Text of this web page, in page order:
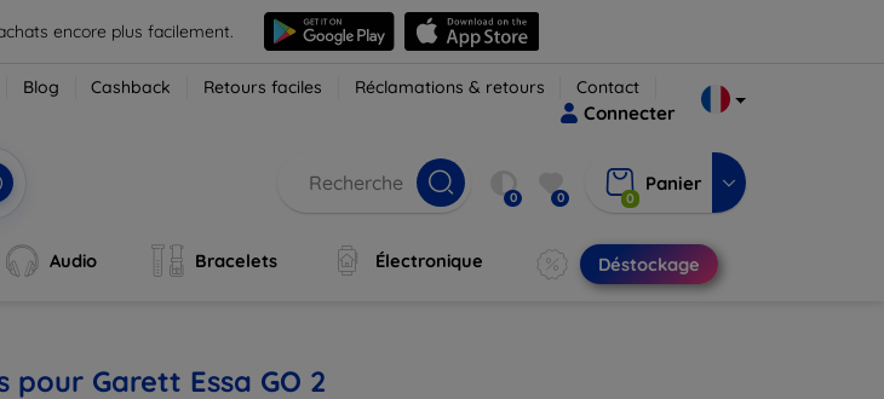
encore plus facilement.
Blog Cashback Retours faciles Réclamations & retours Contact
Connecter
0 0 0
Panier
Audio Bracelets Électronique Déstockage
pour Garett Essa GO 2